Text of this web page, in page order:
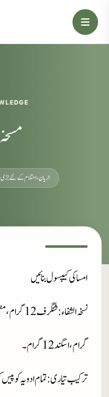
جریان، احتلام کےلئے جڑی
امساکی کیپسول بنائیں
نسخہ الشفاء
گرام، اسگند 12 گرام۔
ترکیب تیاری